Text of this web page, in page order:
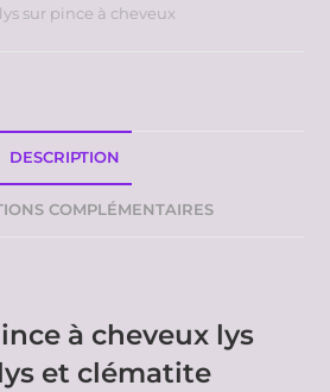
sur pince à cheveux
DESCRIPTION
COMPLÉMENTAIRES
à cheveux lys
et clématite